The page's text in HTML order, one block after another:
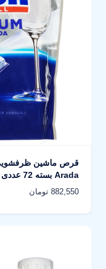
Arada بسته 72 عددی
882,550 تومان